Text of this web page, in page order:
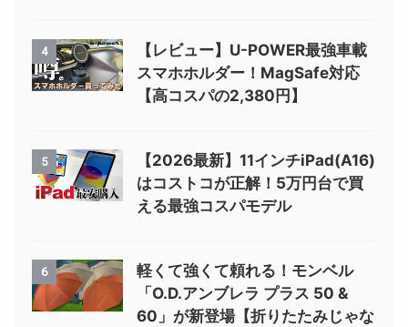
4
【レビュー】U-POWER最強車載
スマホホルダー！MagSafe対応
【高コスパの2,380円】
5
【2026最新】11インチiPad(A16)
はコストコが正解！5万円台で買
える最強コスパモデル
6
軽くて強くて頼れる！モンベル
「O.D.アンブレラ プラス 50 &
60」が新登場【折りたたみじゃな